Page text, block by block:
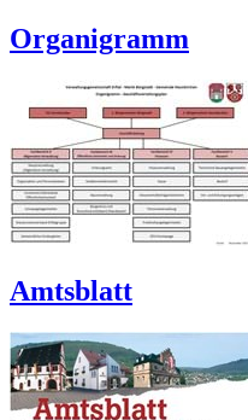
Organigramm
Amtsblatt